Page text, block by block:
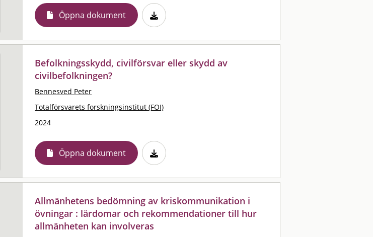
Öppna dokument
Befolkningsskydd, civilförsvar eller skydd av
civilbefolkningen?
Bennesved Peter
Totalförsvarets forskningsinstitut (FOI)
2024
Öppna dokument
Allmänhetens bedömning av kriskommunikation i
övningar : lärdomar och rekommendationer till hur
allmänheten kan involveras